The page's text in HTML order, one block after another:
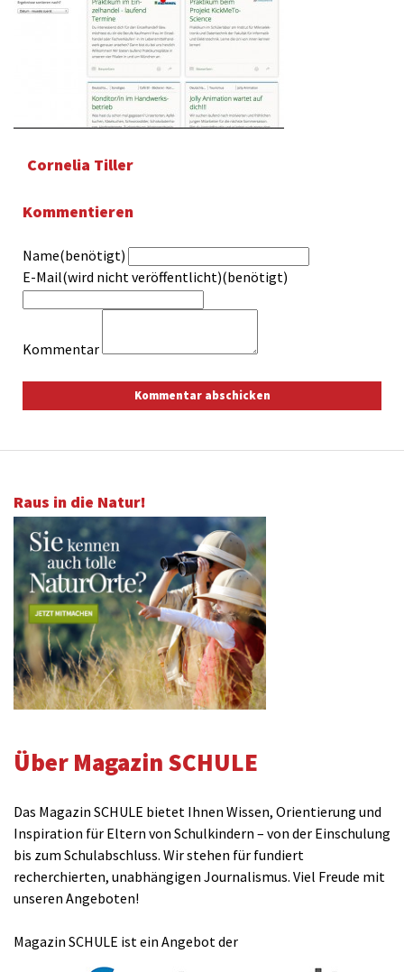
Cornelia Tiller
Kommentieren
Name(benötigt)
E-Mail(wird nicht veröffentlicht)(benötigt)
Kommentar
Raus in die Natur!
Über Magazin SCHULE
Das Magazin SCHULE bietet Ihnen Wissen, Orientierung und
Inspiration für Eltern von Schulkindern – von der Einschulung
bis zum Schulabschluss. Wir stehen für fundiert
recherchierten, unabhängigen Journalismus. Viel Freude mit
unseren Angeboten!
Magazin SCHULE ist ein Angebot der